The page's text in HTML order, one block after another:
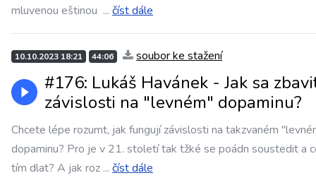
mluvenou eštinou ... číst dále
10.10.2023 18:21 44:06 soubor ke stažení
#176: Lukáš Havánek - Jak sa
závislosti na "levném" dopaminu?
Chcete lépe rozumt, jak fungují závislosti na takzvaném
dopaminu? Pro je v 21. století tak tžké se poádn soustedit a
tím dlat? A jak roz ... číst dále